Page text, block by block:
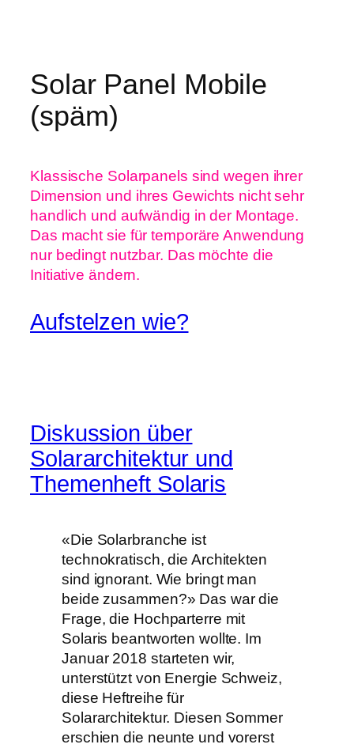
springen
Solar Panel Mobile
(späm)
Klassische Solarpanels sind wegen ihrer
Dimension und ihres Gewichts nicht sehr
handlich und aufwändig in der Montage.
Das macht sie für temporäre Anwendung
nur bedingt nutzbar. Das möchte die
Initiative ändern.
Aufstelzen wie?
Diskussion über
Solararchitektur und
Themenheft Solaris
«Die Solarbranche ist
technokratisch, die Architekten
sind ignorant. Wie bringt man
beide zusammen?» Das war die
Frage, die Hochparterre mit
Solaris beantworten wollte. Im
Januar 2018 starteten wir,
unterstützt von Energie Schweiz,
diese Heftreihe für
Solararchitektur. Diesen Sommer
erschien die neunte und vorerst